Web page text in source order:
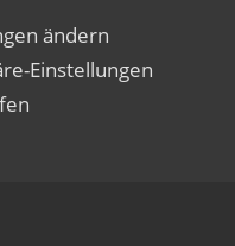
ändern
Einstellungen